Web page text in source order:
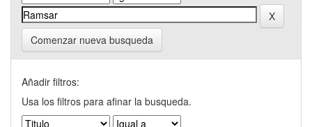
Comenzar nueva busqueda
Añadir filtros:
Usa los filtros para afinar la busqueda.